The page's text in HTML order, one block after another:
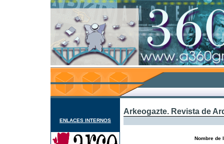
ENLACES INTERNOS
Arkeogazte. Revista de
Nombre de